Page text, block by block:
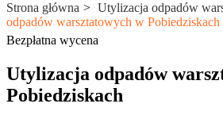
Strona główna
Utylizacja odpadów
odpadów warsztatowych w Pobiedziskach
Bezpłatna wycena
Utylizacja odpadów
Pobiedziskach